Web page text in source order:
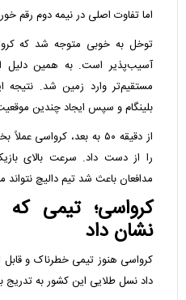
اما تفاوت اصلی در نیمه دوم رقم
توخل به خوبی متوجه شد که
آسیب‌پذیر است. به همین دلیل
مستقیم‌تر وارد زمین شد. نتیجه
بلینگام و سپس ایجاد چندین
از دقیقه ۵۰ به بعد،
را از دست داد. سرعت بالای
مدافعان باعث شد تیم دالیچ نتواند
کرواسی؛ تیمی
نشان داد
کرواسی هنوز تیمی خطرناک و قابل
داد نسل طلایی این کشور به تدریج